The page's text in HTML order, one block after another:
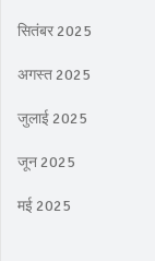
सितंबर 2025
अगस्त 2025
जुलाई 2025
जून 2025
मई 2025